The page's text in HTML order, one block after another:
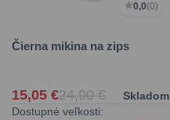
0,0(0)
Čierna mikina na zips
15,05 €24,90 €
Skladom
Dostupné veľkosti: